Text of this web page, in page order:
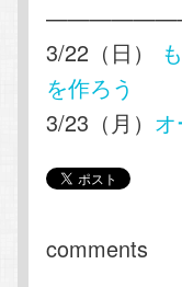
3/22（日）
を作ろう
3/23（月）
comments